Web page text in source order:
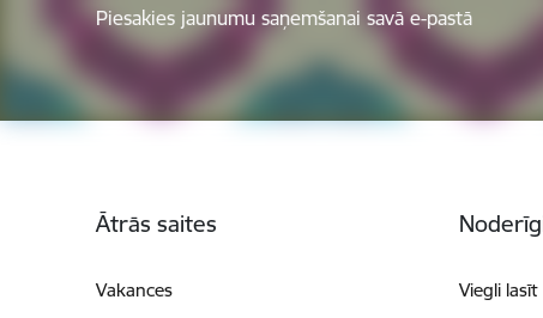
Piesakies jaunumu saņemšanai savā e-pastā
Ātrās saites
Vakances
Viegli lasīt